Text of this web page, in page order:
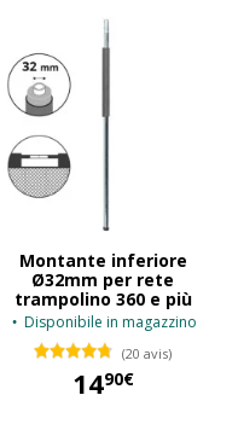
Montante inferiore
Ø32mm per rete
trampolino 360 e più
Disponibile in magazzino
(20 avis)
1490€